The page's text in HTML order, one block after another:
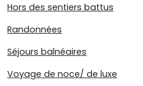
Hors des sentiers battus
Randonnées
Séjours balnéaires
Voyage de noce/ de luxe